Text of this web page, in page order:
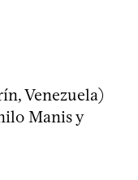
Venezuela)
Manis y